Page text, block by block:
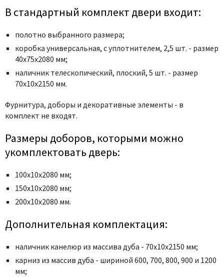
Porta Di Parma
Portika
Poseidon
Profil Doors
Profilo Porte
Regidoors
Torex
Uberture
Valcomp
Venezia Unique
Verum
Zadoor
В стандартный комплект двери входит:
полотно выбранного размера;
коробка универсальная, с уплотнителем, 2,5 шт. - размер
40x75x2080 мм;
наличник телескопический, плоский, 5 шт. - размер
70x10x2150 мм.
Фурнитура, доборы и декоративные элементы - в
комплект не входят.
Размеры доборов, которыми можно
укомплектовать дверь:
100х10х2080 мм;
150х10х2080 мм;
200х10х2080 мм.
Дополнительная комплектация:
наличник канелюр из массива дуба - 70х10х2150 мм;
карниз из массив дуба - шириной 600, 700, 800, 900 и 1200
мм;